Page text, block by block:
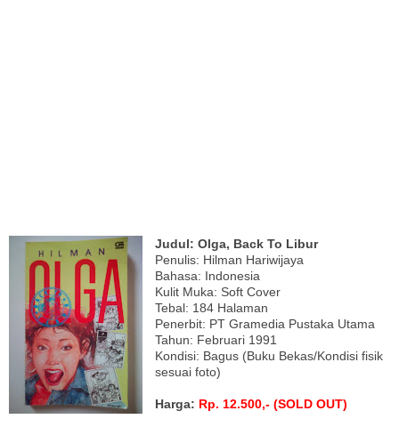
Judul: Olga, Back To Libur
Penulis: Hilman Hariwijaya
Bahasa: Indonesia
Kulit Muka: Soft Cover
Tebal: 184 Halaman
Penerbit: PT Gramedia Pustaka Utama
Tahun: Februari 1991
Kondisi: Bagus (Buku Bekas/Kondisi fisik
sesuai foto)
Harga: Rp. 12.500,- (SOLD OUT)